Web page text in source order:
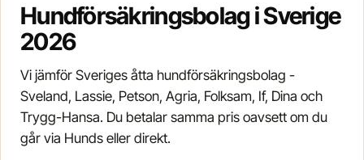
Hundförsäkringsbolag i Sverige
2026
Vi jämför Sveriges åtta hundförsäkringsbolag -
Sveland, Lassie, Petson, Agria, Folksam, If, Dina och
Trygg-Hansa. Du betalar samma pris oavsett om du
går via Hunds eller direkt.